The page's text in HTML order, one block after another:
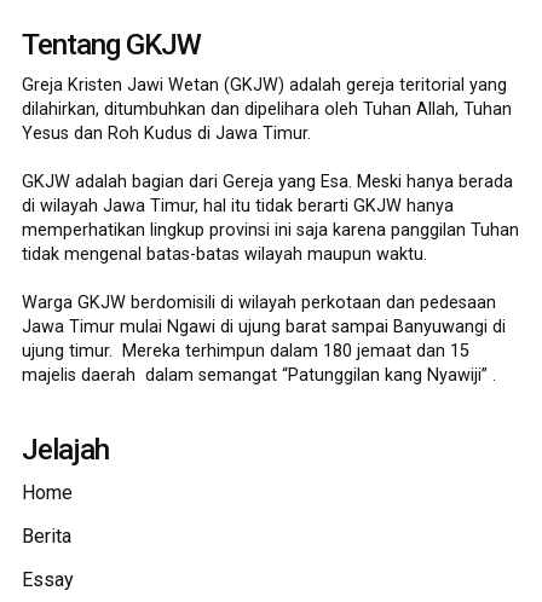
Tentang GKJW
Greja Kristen Jawi Wetan (GKJW) adalah gereja teritorial yang
dilahirkan, ditumbuhkan dan dipelihara oleh Tuhan Allah, Tuhan
Yesus dan Roh Kudus di Jawa Timur.
GKJW adalah bagian dari Gereja yang Esa. Meski hanya berada
di wilayah Jawa Timur, hal itu tidak berarti GKJW hanya
memperhatikan lingkup provinsi ini saja karena panggilan Tuhan
tidak mengenal batas-batas wilayah maupun waktu.
Warga GKJW berdomisili di wilayah perkotaan dan pedesaan
Jawa Timur mulai Ngawi di ujung barat sampai Banyuwangi di
ujung timur. Mereka terhimpun dalam 180 jemaat dan 15
majelis daerah dalam semangat “Patunggilan kang Nyawiji” .
Jelajah
Home
Berita
Essay